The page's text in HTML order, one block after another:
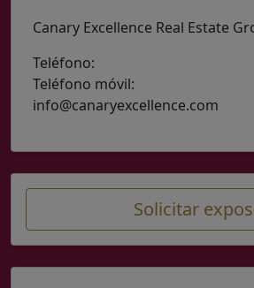
Canary Excellence Real Estate
Teléfono:
Teléfono móvil:
info@canaryexcellence.com
Solicitar